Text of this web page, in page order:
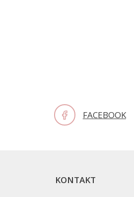
FACEBOOK
KONTAKT